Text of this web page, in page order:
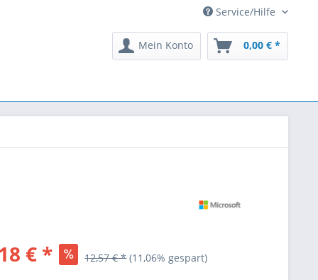
Service/Hilfe
Mein Konto 0,00 € *
€ * 12,57 € * (11,06% gespart)